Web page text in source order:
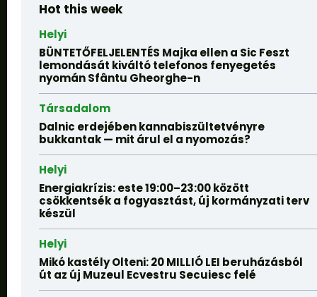
Hot this week
Helyi
BÜNTETŐFELJELENTÉS Majka ellen a Sic Feszt
lemondását kiváltó telefonos fenyegetés
nyomán Sfântu Gheorghe-n
Társadalom
Dalnic erdejében kannabiszültetvényre
bukkantak — mit árul el a nyomozás?
Helyi
Energiakrízis: este 19:00–23:00 között
csökkentsék a fogyasztást, új kormányzati terv
készül
Helyi
Mikó kastély Olteni: 20 MILLIÓ LEI beruházásból
út az új Muzeul Ecvestru Secuiesc felé